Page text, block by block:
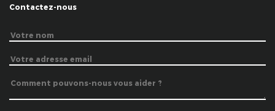
Contactez-nous